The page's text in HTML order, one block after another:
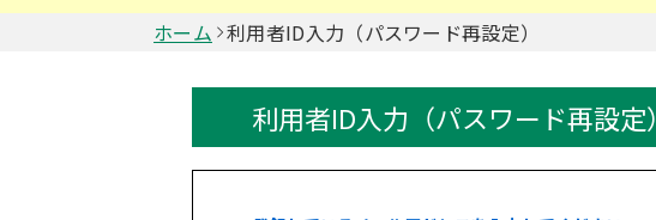
ホーム 利用者ID入力（パスワード再設定）
利用者ID入力（パスワード再設定）